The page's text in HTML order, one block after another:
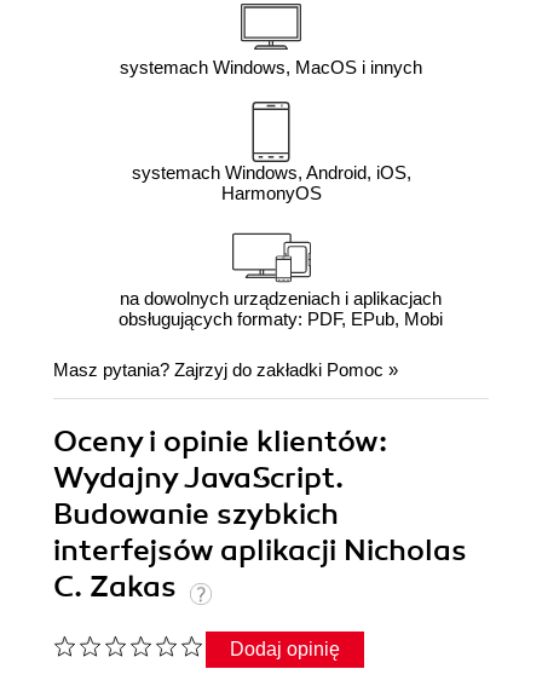
systemach Windows, MacOS i innych
systemach Windows, Android, iOS,
HarmonyOS
na dowolnych urządzeniach i aplikacjach
obsługujących formaty: PDF, EPub, Mobi
Masz pytania? Zajrzyj do zakładki Pomoc »
Oceny i opinie klientów:
Wydajny JavaScript.
Budowanie szybkich
interfejsów aplikacji Nicholas
C. Zakas
Dodaj opinię